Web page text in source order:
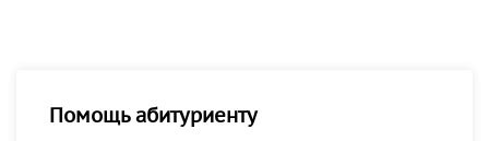
Помощь абитуриенту